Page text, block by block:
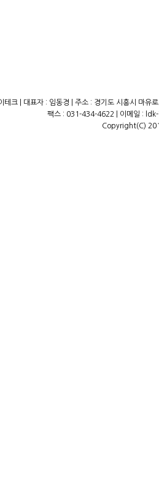
테크 | 대표자 : 임동경 | 주소 : 경기도 시흥시 마
팩스 : 031-434-4622 | 이메일 :
Copyright(C)